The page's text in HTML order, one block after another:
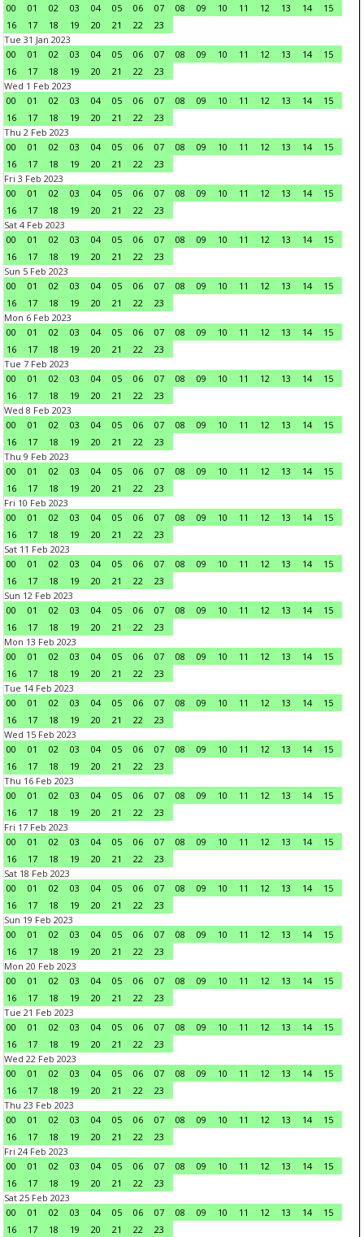
00
01 02 03 04 05 06 07 08 09 10 11 12 13 14
15
16
17 18 19 20 21 22
23
Tue 31 Jan 2023
00
01 02 03 04 05 06 07 08 09 10 11 12 13 14
15
16
17 18 19 20 21 22
23
Wed 1 Feb 2023
00
01 02 03 04 05 06 07 08 09 10 11 12 13 14
15
16
17 18 19 20 21 22
23
Thu 2 Feb 2023
00
01 02 03 04 05 06 07 08 09 10 11 12 13 14
15
16
17 18 19 20 21 22
23
Fri 3 Feb 2023
00
01 02 03 04 05 06 07 08 09 10 11 12 13 14
15
16
17 18 19 20 21 22
23
Sat 4 Feb 2023
00
01 02 03 04 05 06 07 08 09 10 11 12 13 14
15
16
17 18 19 20 21 22
23
Sun 5 Feb 2023
00
01 02 03 04 05 06 07 08 09 10 11 12 13 14
15
16
17 18 19 20 21 22
23
Mon 6 Feb 2023
00
01 02 03 04 05 06 07 08 09 10 11 12 13 14
15
16
17 18 19 20 21 22
23
Tue 7 Feb 2023
00
01 02 03 04 05 06 07 08 09 10 11 12 13 14
15
16
17 18 19 20 21 22
23
Wed 8 Feb 2023
00
01 02 03 04 05 06 07 08 09 10 11 12 13 14
15
16
17 18 19 20 21 22
23
Thu 9 Feb 2023
00
01 02 03 04 05 06 07 08 09 10 11 12 13 14
15
16
17 18 19 20 21 22
23
Fri 10 Feb 2023
00
01 02 03 04 05 06 07 08 09 10 11 12 13 14
15
16
17 18 19 20 21 22
23
Sat 11 Feb 2023
00
01 02 03 04 05 06 07 08 09 10 11 12 13 14
15
16
17 18 19 20 21 22
23
Sun 12 Feb 2023
00
01 02 03 04 05 06 07 08 09 10 11 12 13 14
15
16
17 18 19 20 21 22
23
Mon 13 Feb 2023
00
01 02 03 04 05 06 07 08 09 10 11 12 13 14
15
16
17 18 19 20 21 22
23
Tue 14 Feb 2023
00
01 02 03 04 05 06 07 08 09 10 11 12 13 14
15
16
17 18 19 20 21 22
23
Wed 15 Feb 2023
00
01 02 03 04 05 06 07 08 09 10 11 12 13 14
15
16
17 18 19 20 21 22
23
Thu 16 Feb 2023
00
01 02 03 04 05 06 07 08 09 10 11 12 13 14
15
16
17 18 19 20 21 22
23
Fri 17 Feb 2023
00
01 02 03 04 05 06 07 08 09 10 11 12 13 14
15
16
17 18 19 20 21 22
23
Sat 18 Feb 2023
00
01 02 03 04 05 06 07 08 09 10 11 12 13 14
15
16
17 18 19 20 21 22
23
Sun 19 Feb 2023
00
01 02 03 04 05 06 07 08 09 10 11 12 13 14
15
16
17 18 19 20 21 22
23
Mon 20 Feb 2023
00
01 02 03 04 05 06 07 08 09 10 11 12 13 14
15
16
17 18 19 20 21 22
23
Tue 21 Feb 2023
00
01 02 03 04 05 06 07 08 09 10 11 12 13 14
15
16
17 18 19 20 21 22
23
Wed 22 Feb 2023
00
01 02 03 04 05 06 07 08 09 10 11 12 13 14
15
16
17 18 19 20 21 22
23
Thu 23 Feb 2023
00
01 02 03 04 05 06 07 08 09 10 11 12 13 14
15
16
17 18 19 20 21 22
23
Fri 24 Feb 2023
00
01 02 03 04 05 06 07 08 09 10 11 12 13 14
15
16
17 18 19 20 21 22
23
Sat 25 Feb 2023
00
01 02 03 04 05 06 07 08 09 10 11 12 13 14
15
16
17 18 19 20 21 22
23